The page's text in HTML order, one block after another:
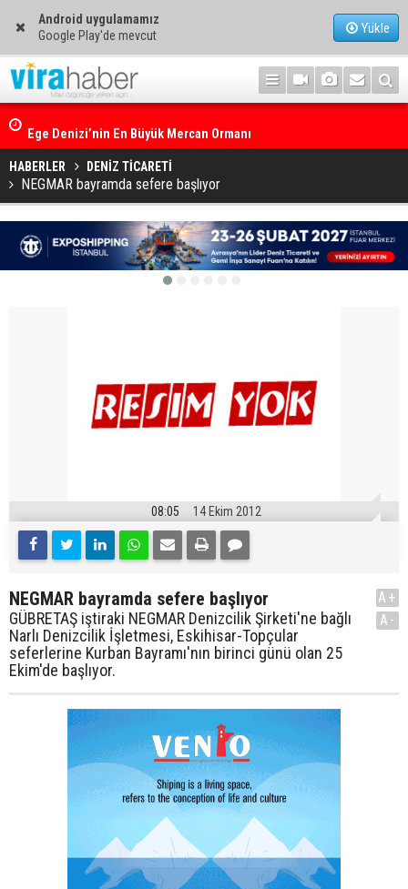
Android uygulamamız
Google Play'de mevcut
Yükle
Ege Denizi’nin En Büyük Mercan Ormanı
HABERLER DENİZ TİCARETİ
NEGMAR bayramda sefere başlıyor
08:05 14 Ekim 2012
NEGMAR bayramda sefere başlıyor
GÜBRETAŞ iştiraki NEGMAR Denizcilik Şirketi'ne bağlı
Narlı Denizcilik İşletmesi, Eskihisar-Topçular
seferlerine Kurban Bayramı'nın birinci günü olan 25
Ekim'de başlıyor.
A+
A-